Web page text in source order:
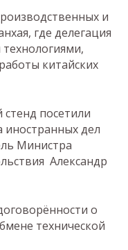
и
где делегация
китайских
посетили
дел
Министра
Александр
о
технической